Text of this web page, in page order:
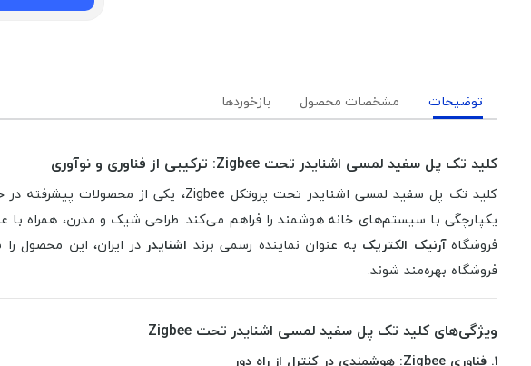
توضیحات مشخصات محصول بازخوردها
کلید تک پل سفید لمسی اشنایدر تحت Zigbee: ترکیبی از فناوری و نوآوری
یکپارچگی با سیستم‌های خانه هوشمند را فراهم می‌کند. طراحی شیک و مدرن، همراه با
فروشگاه آرنیک الکتریک به عنوان نماینده رسمی برند اشنایدر در ایران، این محصول
فروشگاه بهره‌مند شوند.
ویژگی‌های کلید تک پل سفید لمسی اشنایدر تحت Zigbee
۱. فناوری Zigbee: هوشمندی در کنترل از راه دور